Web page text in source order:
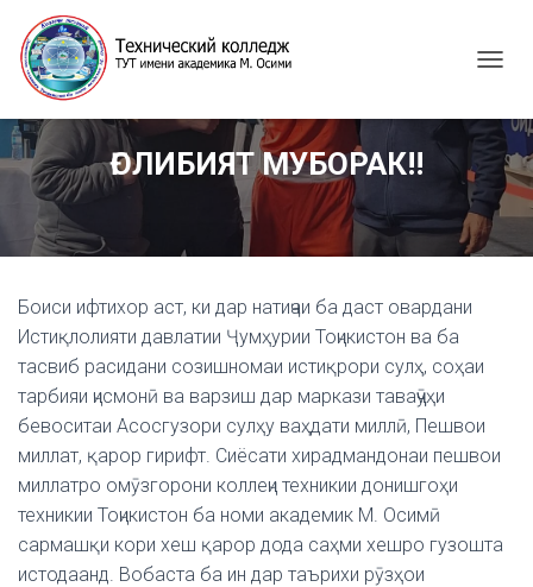
G
G
L
N
A
V
ҒОЛИБИЯТ МУБОРАК!!
Боиси ифтихор аст, ки дар натиҷаи ба даст овардани
Истиқлолияти давлатии Ҷумҳурии Тоҷикистон ва ба
тасвиб расидани созишномаи истиқрори сулҳ, соҳаи
тарбияи ҷисмонӣ ва варзиш дар маркази таваҷҷӯҳи
бевоситаи Асосгузори сулҳу ваҳдати миллӣ, Пешвои
миллат, қарор гирифт. Сиёсати хирадмандонаи пешвои
миллатро омӯзгорони коллеҷи техникии донишгоҳи
техникии Тоҷикистон ба номи академик М. Осимӣ
сармашқи кори хеш қарор дода саҳми хешро гузошта
истодаанд. Вобаста ба ин дар таърихи рӯзҳои